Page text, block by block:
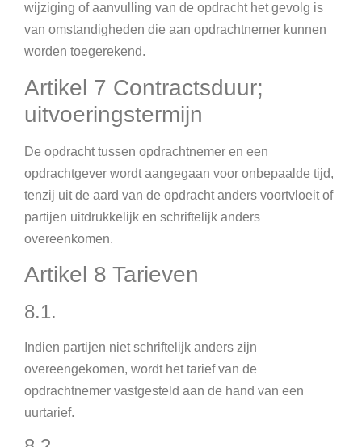
wijziging of aanvulling van de opdracht het gevolg is
van omstandigheden die aan opdrachtnemer kunnen
worden toegerekend.
Artikel 7 Contractsduur;
uitvoeringstermijn
De opdracht tussen opdrachtnemer en een
opdrachtgever wordt aangegaan voor onbepaalde tijd,
tenzij uit de aard van de opdracht anders voortvloeit of
partijen uitdrukkelijk en schriftelijk anders
overeenkomen.
Artikel 8 Tarieven
8.1.
Indien partijen niet schriftelijk anders zijn
overeengekomen, wordt het tarief van de
opdrachtnemer vastgesteld aan de hand van een
uurtarief.